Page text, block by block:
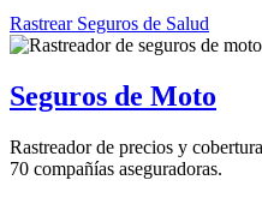
Rastrear Seguros de Salud
Seguros de Moto
Rastreador de precios y
70 compañías aseguradoras.